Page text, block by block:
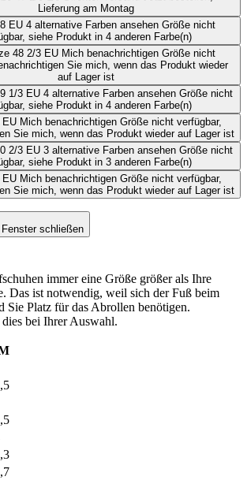
Lieferung am Montag
EU 4 alternative Farben ansehen Größe nicht
siehe Produkt in 4 anderen Farbe(n)
48 2/3 EU Mich benachrichtigen Größe nicht
Sie mich, wenn das Produkt wieder
auf Lager ist
1/3 EU 4 alternative Farben ansehen Größe nicht
siehe Produkt in 4 anderen Farbe(n)
EU Mich benachrichtigen Größe nicht verfügbar,
Sie mich, wenn das Produkt wieder auf Lager ist
2/3 EU 3 alternative Farben ansehen Größe nicht
siehe Produkt in 3 anderen Farbe(n)
EU Mich benachrichtigen Größe nicht verfügbar,
Sie mich, wenn das Produkt wieder auf Lager ist
Fenster schließen
immer eine Größe größer als Ihre
Das ist notwendig, weil sich der Fuß beim
Sie Platz für das Abrollen benötigen.
bei Ihrer Auswahl.